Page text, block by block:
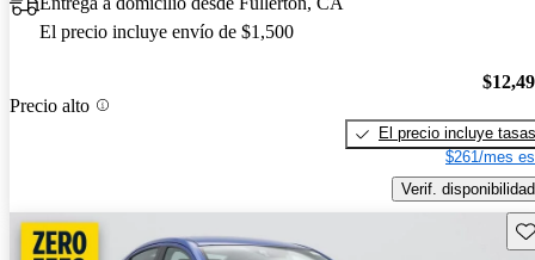
El precio incluye envío de $1,500
Precio alto
El precio incluye tasas
$261/mes
Verif. disponibilidad